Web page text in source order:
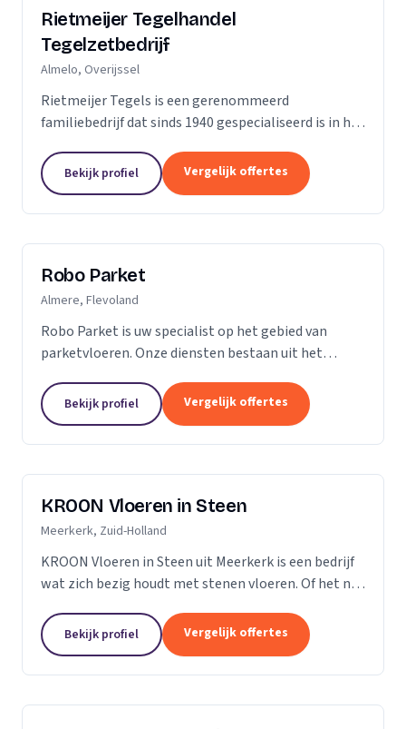
Rietmeijer Tegelhandel
Tegelzetbedrijf
Almelo, Overijssel
Rietmeijer Tegels is een gerenommeerd
familiebedrijf dat sinds 1940 gespecialiseerd is in het
Met een rijke geschiedenis en een passie voor...
Bekijk profiel Vergelijk offertes
Robo Parket
Almere, Flevoland
Robo Parket is uw specialist op het gebied van
parketvloeren. Onze diensten bestaan uit het
parketvloeren. Voor ons is elke parketvloer uniek en
verdient daarom...
Bekijk profiel Vergelijk offertes
KROON Vloeren in Steen
Meerkerk, Zuid-Holland
KROON Vloeren in Steen uit Meerkerk is een bedrijf
wat zich bezig houdt met stenen vloeren. Of het nu
tegelzetters, vloerverwarming, onderhoud,...
Bekijk profiel Vergelijk offertes